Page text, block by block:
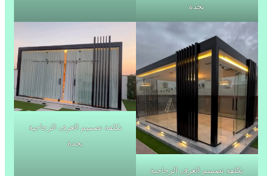
بجدة
تكلفة تصميم الغرف الزجاجية
تكلفة تصميم الغرف الزجاجية
بجدة